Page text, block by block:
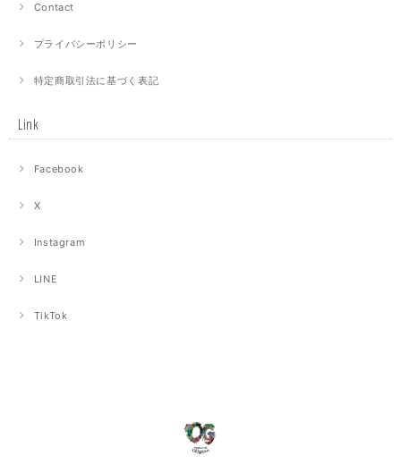
Contact
プライバシーポリシー
特定商取引法に基づく表記
Link
Facebook
X
Instagram
LINE
TikTok